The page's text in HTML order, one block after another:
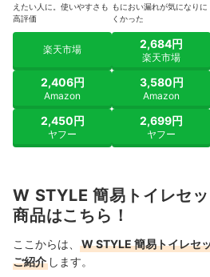
えたい人に。使いやすさも
高評価
楽天市場
2,406円
Amazon
2,450円
ヤフー
もにおい漏れが気になりに
くかった
2,684円
楽天市場
3,580円
Amazon
2,699円
ヤフー
W STYLE 簡易トイレセ
商品はこちら！
ここからは、
W STYLE 簡易トイレセ
ご紹介 します。